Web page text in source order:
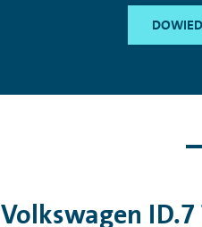
Volkswagen ID.7